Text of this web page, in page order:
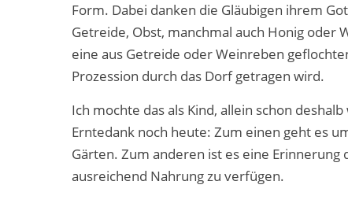
Form. Dabei danken die Gläubigen ihrem
Getreide, Obst, manchmal auch Honig
eine aus Getreide oder Weinreben
Prozession durch das Dorf getragen wird.
Ich mochte das als Kind, allein schon
Erntedank noch heute: Zum einen geht es
Gärten. Zum anderen ist es eine Erinnerung
ausreichend Nahrung zu verfügen.